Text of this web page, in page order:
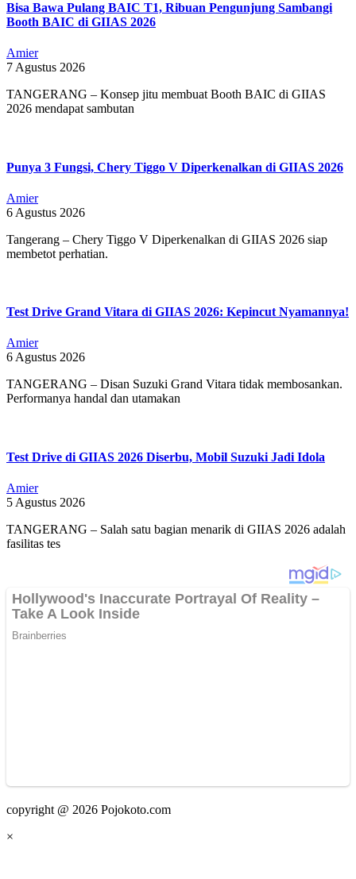
Bisa Bawa Pulang BAIC T1, Ribuan Pengunjung Sambangi
Booth BAIC di GIIAS 2026
Amier
7 Agustus 2026
TANGERANG – Konsep jitu membuat Booth BAIC di GIIAS
2026 mendapat sambutan
Punya 3 Fungsi, Chery Tiggo V Diperkenalkan di GIIAS 2026
Amier
6 Agustus 2026
Tangerang – Chery Tiggo V Diperkenalkan di GIIAS 2026 siap
membetot perhatian.
Test Drive Grand Vitara di GIIAS 2026: Kepincut Nyamannya!
Amier
6 Agustus 2026
TANGERANG – Disan Suzuki Grand Vitara tidak membosankan.
Performanya handal dan utamakan
Test Drive di GIIAS 2026 Diserbu, Mobil Suzuki Jadi Idola
Amier
5 Agustus 2026
TANGERANG – Salah satu bagian menarik di GIIAS 2026 adalah
fasilitas tes
copyright @ 2026 Pojokoto.com
×